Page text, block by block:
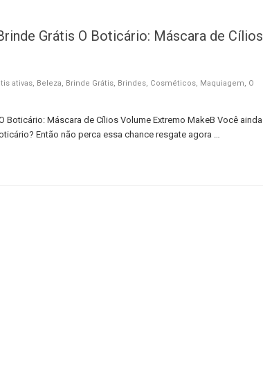
Grátis O Boticário: Máscara de Cílios
ativas, Beleza, Brinde Grátis, Brindes, Cosméticos, Maquiagem, O
Boticário: Máscara de Cílios Volume Extremo MakeB Você ainda
Então não perca essa chance resgate agora …